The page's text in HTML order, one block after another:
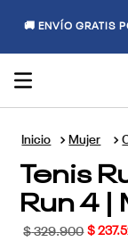
🚚 ENVÍO GRATIS
Mujer
Tenis
Run 4 |
$ 329.900 $ 237.